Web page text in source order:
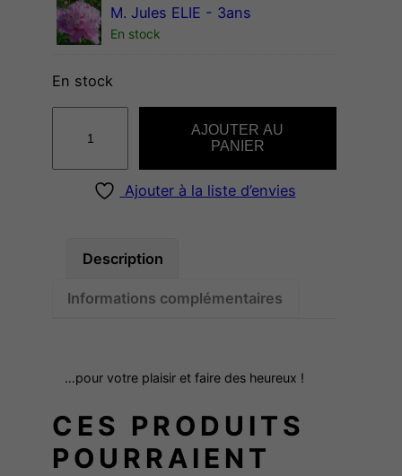
M. Jules ELIE - 3ans
En stock
En stock
a
l
l
e
AJOUTER AU
PANIER
Ajouter à la liste d’envies
Description
Informations complémentaires
…pour votre plaisir et faire des heureux !
CES PRODUITS
POURRAIENT